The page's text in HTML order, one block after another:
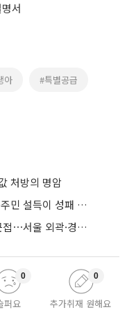
서
아 #특별공급
처방의 명암
정부 공급카드 임박…서울시 협의·주민 설득이 성패 가른다
강남·서초 아파트값 오름폭 보합 근접⋯서울 외곽·경기 남부 중심 매수세
퍼요
0
추가취재 원해요
0